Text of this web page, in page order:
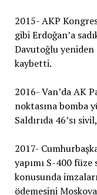
2015- AKP
gibi Erdoğan’a
Davutoğlu yeniden
kaybetti.
2016- Van’da AK
noktasına bomba
Saldırıda 46’sı
2017-
yapımı S-400
konusunda
ödemesini